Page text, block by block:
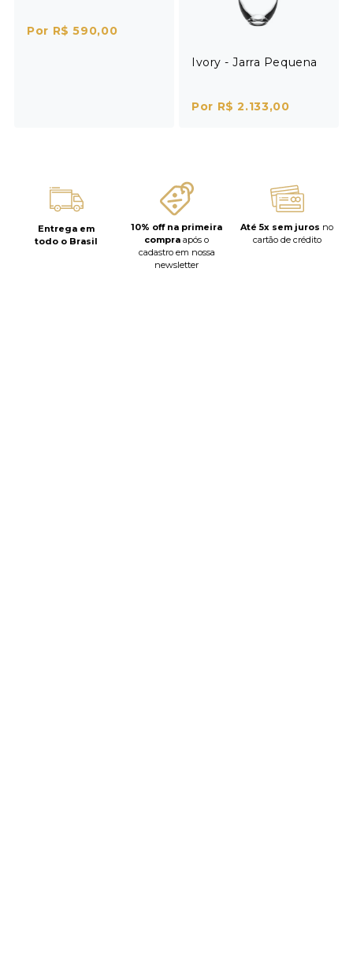
Por R$ 590,00
Ivory - Jarra Pequena
Por R$ 2.133,00
Entrega em
todo o Brasil
10% off na primeira
compra após o
cadastro em nossa
newsletter
Até 5x sem juros no
cartão de crédito